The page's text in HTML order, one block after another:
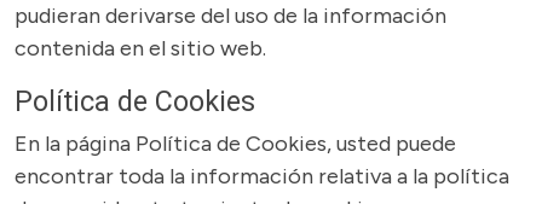
pudieran derivarse del uso de la información
contenida en el sitio web.
Política de Cookies
En la página Política de Cookies, usted puede
encontrar toda la información relativa a la política